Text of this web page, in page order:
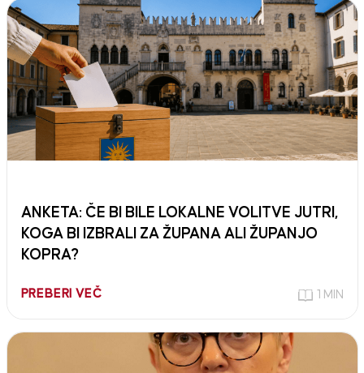
ANKETA: ČE BI BILE LOKALNE VOLITVE JUTRI,
KOGA BI IZBRALI ZA ŽUPANA ALI ŽUPANJO
KOPRA?
PREBERI VEČ 1 MIN